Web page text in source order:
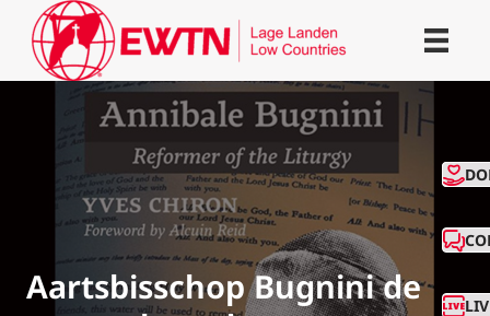
Aartsbisschop Bugnini de